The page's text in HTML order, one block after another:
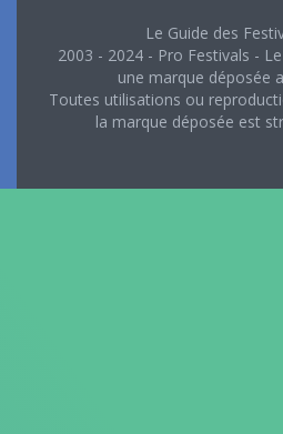
Le Guide des
2003 - 2024 - Pro Festivals -
une marque déposée
Toutes utilisations ou
la marque déposée est